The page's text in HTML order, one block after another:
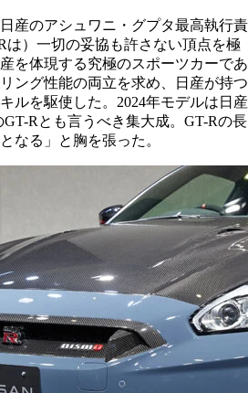
産のアシュワニ・グプタ最高執行責
は）一切の妥協も許さない頂点を極
を体現する究極のスポーツカーであ
ング性能の両立を求め、日産が持つ
ルを駆使した。2024年モデルは日産
Rとも言うべき集大成。GT-Rの長
なる」と胸を張った。